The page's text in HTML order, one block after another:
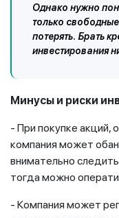
Однако нужно
только
потерять. Брать
инвестирования
Минусы и риски
- При покупке акций,
компания может
внимательно
тогда можно
- Компания может